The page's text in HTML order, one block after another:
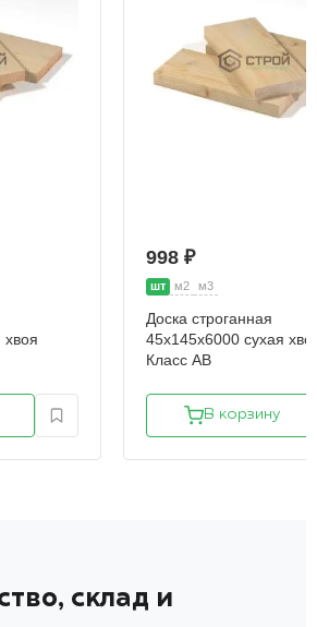
хвоя
998 ₽
шт м2 м3
Доска строганная
45х145х6000 сухая
Класс АВ
В корзину
склад и